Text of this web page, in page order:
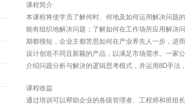
课程简介
本课程将使学员了解何时、何地及如何运用解决问题
能有组织地解决问题；了解如何在工作场所应用解决
期都很短，企业主都苦思如何在产业界先人一步，进
设计创造不同且新颖的产品，以满足市场需求。一家
介绍问题分析与解決的逻辑思考模式，并运用8D手法
课程收益
通过培训可以帮助企业的各级管理者、工程师和班组